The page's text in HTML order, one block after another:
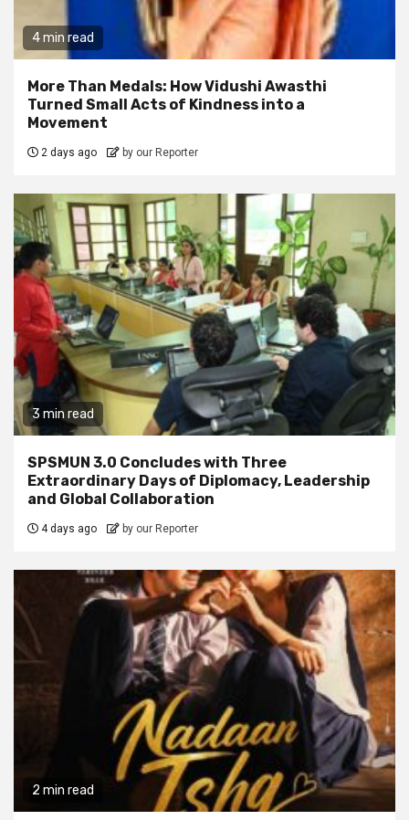
4 min read
More Than Medals: How Vidushi Awasthi
Turned Small Acts of Kindness into a
Movement
2 days ago by our Reporter
3 min read
SPSMUN 3.0 Concludes with Three
Extraordinary Days of Diplomacy, Leadership
and Global Collaboration
4 days ago by our Reporter
2 min read